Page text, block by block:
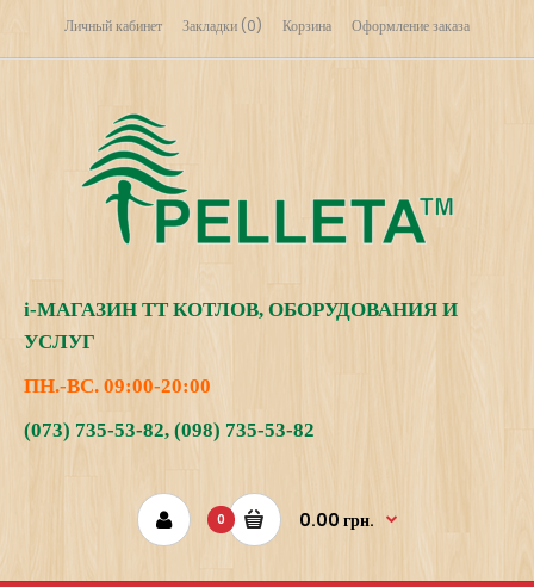
Личный кабинет Закладки (0) Корзина Оформление заказа
i-МАГАЗИН ТТ КОТЛОВ, ОБОРУДОВАНИЯ И
УСЛУГ
ПН.-ВС. 09:00-20:00
(073) 735-53-82, (098) 735-53-82
0 0.00 грн.